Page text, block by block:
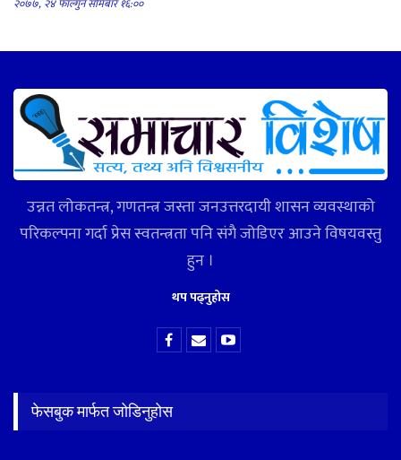
२०७७, २४ फाल्गुन सोमबार १६:००
उन्नत लोकतन्त्र, गणतन्त्र जस्ता जनउत्तरदायी शासन व्यवस्थाको
परिकल्पना गर्दा प्रेस स्वतन्त्रता पनि संगै जोडिएर आउने विषयवस्तु
हुन ।
थप पढ्नुहोस
फेसबुक मार्फत जोडिनुहोस